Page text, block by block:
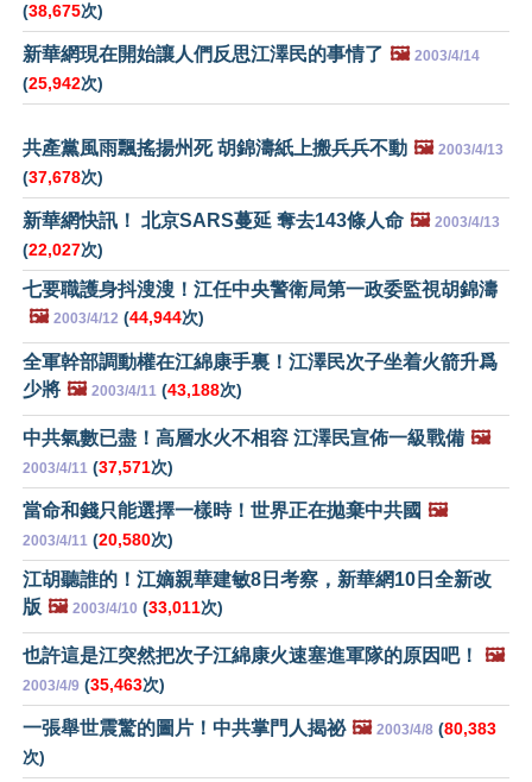
(38,675次)
新華網現在開始讓人們反思江澤民的事情了 🖼️ 2003/4/14
(25,942次)
共產黨風雨飄搖揚州死 胡錦濤紙上搬兵兵不動 🖼️ 2003/4/13
(37,678次)
新華網快訊！ 北京SARS蔓延 奪去143條人命 🖼️ 2003/4/13
(22,027次)
七要職護身抖溲溲！江任中央警衛局第一政委監視胡錦濤
🖼️ 2003/4/12 (44,944次)
全軍幹部調動權在江綿康手裏！江澤民次子坐着火箭升爲
少將 🖼️ 2003/4/11 (43,188次)
中共氣數已盡！高層水火不相容 江澤民宣佈一級戰備 🖼️
2003/4/11 (37,571次)
當命和錢只能選擇一樣時！世界正在拋棄中共國 🖼️
2003/4/11 (20,580次)
江胡聽誰的！江嫡親華建敏8日考察，新華網10日全新改
版 🖼️ 2003/4/10 (33,011次)
也許這是江突然把次子江綿康火速塞進軍隊的原因吧！ 🖼️
2003/4/9 (35,463次)
一張舉世震驚的圖片！中共掌門人揭祕 🖼️ 2003/4/8 (80,383
次)